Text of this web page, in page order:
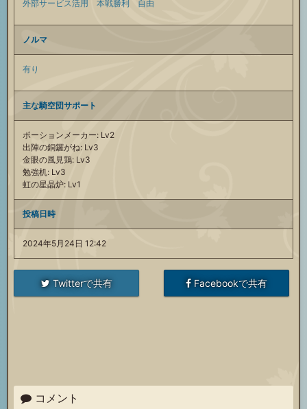
外部サービス活用
本戦勝利 自由
ノルマ
有り
主な騎空団サポート
ポーションメーカー: Lv2
出陣の銅鑼がね: Lv3
金眼の風見鶏: Lv3
勉強机: Lv3
虹の星晶炉: Lv1
投稿日時
2024年5月24日 12:42
Twitterで共有 Facebookで共有
コメント